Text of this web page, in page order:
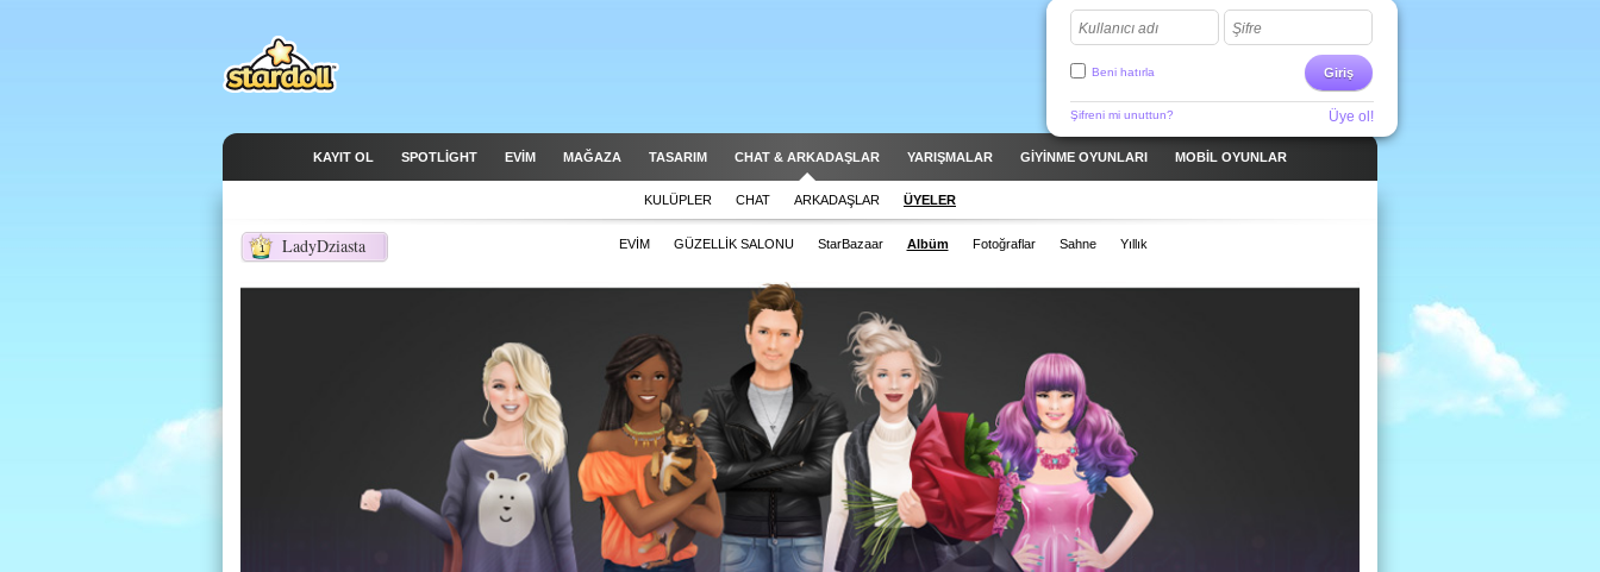
Kullanıcı adı Şifre
Giriş
Beni hatırla
Şifreni mi unuttun? Üye ol!
KAYIT OL SPOTLIGHT EVİM MAĞAZA TASARIM CHAT & ARKADAŞLAR YARIŞMALAR GİYİNME OYUNLARI MOBIL OYUNLAR
KULÜPLER CHAT ARKADAŞLAR ÜYELER
LadyDziasta
1 EVİM GÜZELLİK SALONU StarBazaar Albüm Fotoğraflar Sahne Yıllık